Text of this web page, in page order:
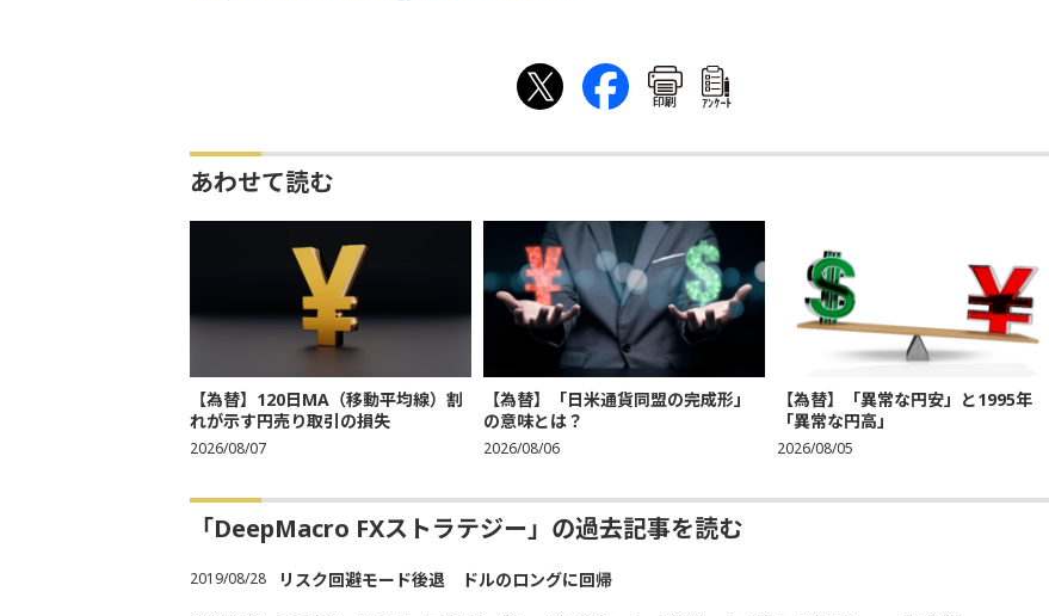
印刷 ｱﾝｹｰﾄ
あわせて読む
【為替】120日MA（移動平均線）割
れが示す円売り取引の損失
2026/08/07
【為替】「日米通貨同盟の完成形」
の意味とは？
2026/08/06
【為替】「異常な円安」と1995年
「異常な円高」
2026/08/05
「DeepMacro FXストラテジー」の過去記事を読む
2019/08/28 リスク回避モード後退 ドルのロングに回帰